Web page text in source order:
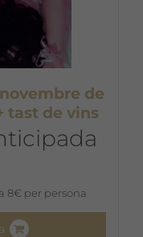
de
tast de vins
8€ per persona